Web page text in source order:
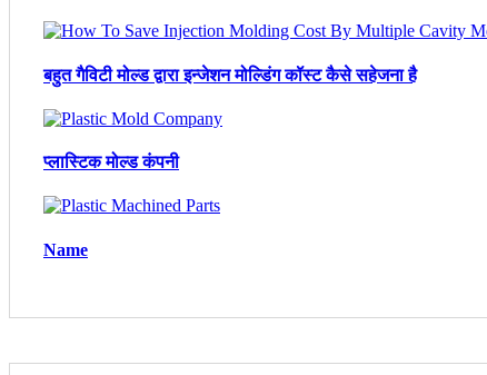
बहुत गैविटी मोल्ड द्वारा इन्जेशन मोल्डिंग कॉस्ट कैसे सहेजना है
प्लास्टिक मोल्ड कंपनी
Name